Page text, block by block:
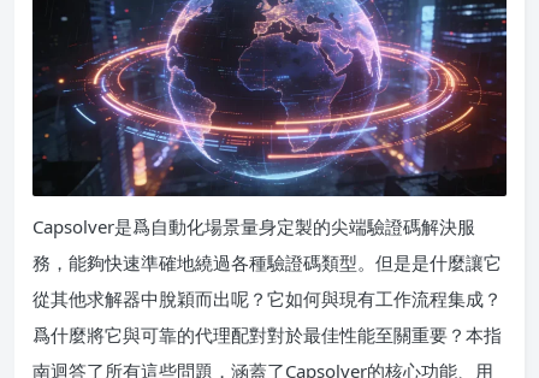
Capsolver是爲自動化場景量身定製的尖端驗證碼解決服
務，能夠快速準確地繞過各種驗證碼類型。但是是什麼讓它
從其他求解器中脫穎而出呢？它如何與現有工作流程集成？
爲什麼將它與可靠的代理配對對於最佳性能至關重要？本指
南迴答了所有這些問題，涵蓋了Capsolver的核心功能、用